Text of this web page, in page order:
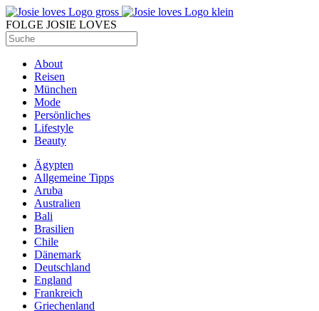
FOLGE JOSIE LOVES
About
Reisen
München
Mode
Persönliches
Lifestyle
Beauty
Ägypten
Allgemeine Tipps
Aruba
Australien
Bali
Brasilien
Chile
Dänemark
Deutschland
England
Frankreich
Griechenland